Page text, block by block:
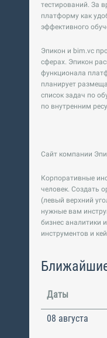
тестирований. За
платформу как
эффективного
Эпикон и bim.vc
сферах. Эпикон
функционала
планирует
список задач по
по внутренним
Сайт компании
Корпоративные
человек. Создать
(левый верхний
нужные вам
бизнес аналитики
инструментов и
Даты
08 августа